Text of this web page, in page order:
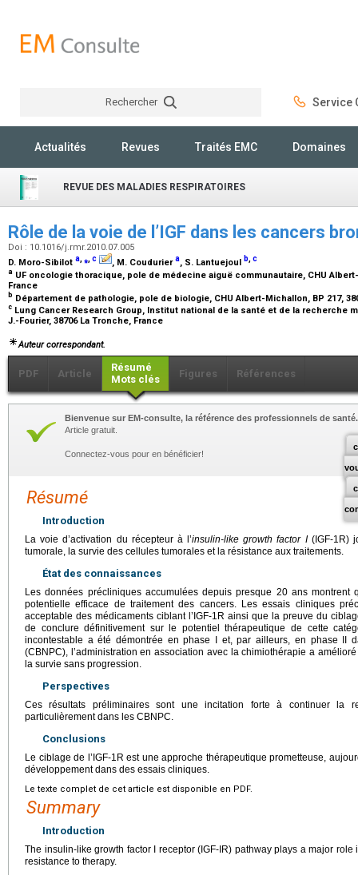
Rechercher Service
Actualités Revues Traités EMC Domaines
REVUE DES MALADIES RESPIRATOIRES
Rôle de la voie de l’IGF dans les cancers
Doi : 10.1016/j.rmr.2010.07.005
D. Moro-Sibilot a,⁎,c , M. Couduriera, S. Lantuejoul b,c
a UF oncologie thoracique, pole de médecine aiguë communautaire, CHU
France
b Département de pathologie, pole de biologie, CHU Albert-Michallon, BP 217,
c Lung Cancer Research Group, Institut national de la santé et de la recherche
J.-Fourier, 38706 La Tronche, France
Auteur correspondant.
PDF Article
Résumé
Mots clés
Figures Références
Bienvenue sur EM-consulte, la référence des professionnels de santé.
Article gratuit.
Connectez-vous pour en bénéficier!
Résumé
Introduction
La voie d’activation du récepteur à l’insulin-like growth factor I(IGF-1R)
tumorale, la survie des cellules tumorales et la résistance aux traitements.
État des connaissances
Les données précliniques accumulées depuis presque 20 ans montrent
potentielle efficace de traitement des cancers. Les essais cliniques
acceptable des médicaments ciblant l’IGF-1R ainsi que la preuve du
de conclure définitivement sur le potentiel thérapeutique de cette
incontestable a été démontrée en phase I et, par ailleurs, en phase II
(CBNPC), l’administration en association avec la chimiothérapie a
la survie sans progression.
Perspectives
Ces résultats préliminaires sont une incitation forte à continuer la
particulièrement dans les CBNPC.
Conclusions
Le ciblage de l’IGF-1R est une approche thérapeutique prometteuse,
développement dans des essais cliniques.
Le texte complet de cet article est disponible en PDF.
Summary
Introduction
The insulin-like growth factor I receptor (IGF-IR) pathway plays a major
resistance to therapy.